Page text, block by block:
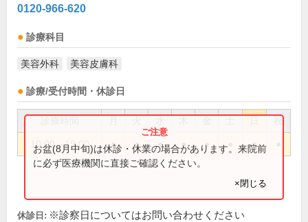
0120-966-620
診療科目
美容外科 美容皮膚科
診療/受付時間・休診日
祝
10:00～19:00 ● ● ● ● ● ●
お盆(8月中旬)は休診・休業の場合があります。来院前
に必ず医療機関に直接ご確認ください。
×閉じる
休診日: ※診察日についてはお問い合わせください